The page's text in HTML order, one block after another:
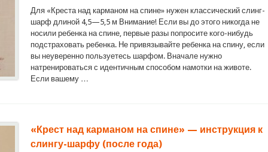
Для «Креста над карманом на спине» нужен классический слинг-
шарф длиной 4,5—5,5 м Внимание! Если вы до этого никогда не
носили ребенка на спине, первые разы попросите кого-нибудь
подстраховать ребенка. Не привязывайте ребенка на спину, если
вы неуверенно пользуетесь шарфом. Вначале нужно
натренироваться с идентичным способом намотки на животе.
Если вашему …
«Крест над карманом на спине» — инструкция к
слингу-шарфу (после года)